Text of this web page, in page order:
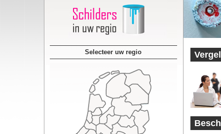
Selecteer uw regio